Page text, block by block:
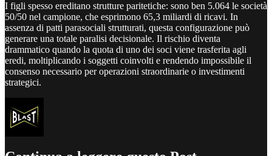
I figli spesso ereditano strutture paritetiche: sono ben 5.064 le società
50/50 nel campione, che esprimono 65,3 miliardi di ricavi. In
assenza di patti parasociali strutturati, questa configurazione può
generare una totale paralisi decisionale. Il rischio diventa
drammatico quando la quota di uno dei soci viene trasferita agli
eredi, moltiplicando i soggetti coinvolti e rendendo impossibile il
consenso necessario per operazioni straordinarie o investimenti
strategici.